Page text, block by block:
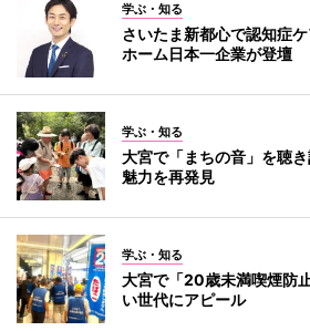
学ぶ・知る
さいたま新都心で認知症
ホーム日本一企業が登壇
学ぶ・知る
大宮で「まちの音」を聴
魅力を再発見
学ぶ・知る
大宮で「20歳未満喫煙防
い世代にアピール